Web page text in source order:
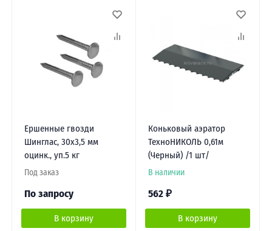
Ершенные гвозди
Шинглас, 30х3,5 мм
оцинк., уп.5 кг
Под заказ
По запросу
В корзину
Коньковый аэратор
ТехноНИКОЛЬ 0,61м
(Черный) /1 шт/
В наличии
562 ₽
В корзину